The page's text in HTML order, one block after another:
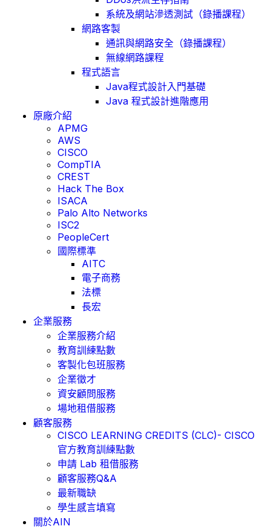
系統及網站滲透測試（錄播課程）
網路客製
通訊與網路安全（錄播課程）
無線網路課程
程式語言
Java程式設計入門基礎
Java 程式設計進階應用
原廠介紹
APMG
AWS
CISCO
CompTIA
CREST
Hack The Box
ISACA
Palo Alto Networks
ISC2
PeopleCert
國際標準
AITC
電子商務
法標
長宏
企業服務
企業服務介紹
教育訓練點數
客製化包班服務
企業徵才
資安顧問服務
場地租借服務
顧客服務
CISCO LEARNING CREDITS (CLC)- CISCO
官方教育訓練點數
申請 Lab 租借服務
顧客服務Q&A
最新職缺
學生感言填寫
關於AIN